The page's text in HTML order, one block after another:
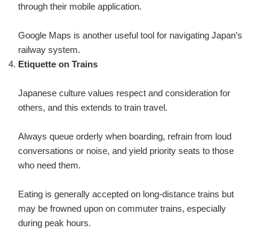
through their mobile application.
Google Maps is another useful tool for navigating Japan’s
railway system.
Etiquette on Trains
Japanese culture values respect and consideration for
others, and this extends to train travel.
Always queue orderly when boarding, refrain from loud
conversations or noise, and yield priority seats to those
who need them.
Eating is generally accepted on long-distance trains but
may be frowned upon on commuter trains, especially
during peak hours.